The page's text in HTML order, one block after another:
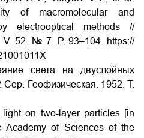
of macromolecular and
electrooptical methods //
V. 52. № 7. P. 93–104. https://
света на двуслойных
Геофизическая. 1952. Т.
on two-layer particles [in
Academy of Sciences of the